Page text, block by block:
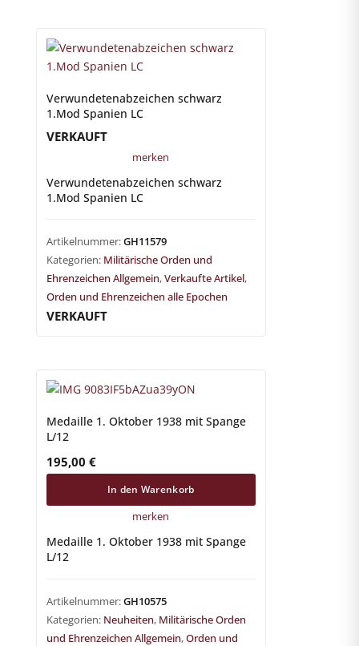
Verwundetenabzeichen schwarz
1.Mod Spanien LC
VERKAUFT
merken
Verwundetenabzeichen schwarz
1.Mod Spanien LC
Artikelnummer:GH11579
Kategorien: Militärische Orden und
Ehrenzeichen Allgemein,Verkaufte Artikel,
Orden und Ehrenzeichen alle Epochen
VERKAUFT
Medaille 1. Oktober 1938 mit Spange
L/12
195,00 €
In den Warenkorb
merken
Medaille 1. Oktober 1938 mit Spange
L/12
Artikelnummer:GH10575
Kategorien: Neuheiten, Militärische Orden
und Ehrenzeichen Allgemein,Orden und